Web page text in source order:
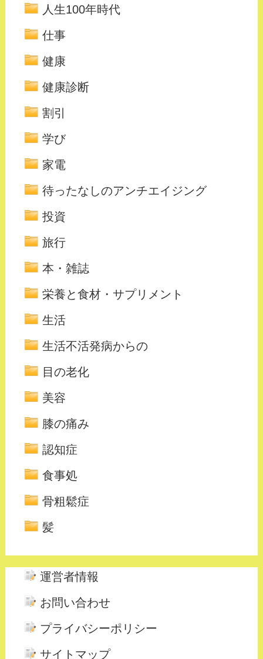
人生100年時代
仕事
健康
健康診断
割引
学び
家電
待ったなしのアンチエイジング
投資
旅行
本・雑誌
栄養と食材・サプリメント
生活
生活不活発病からの
目の老化
美容
膝の痛み
認知症
食事処
骨粗鬆症
髪
運営者情報
お問い合わせ
プライバシーポリシー
サイトマップ